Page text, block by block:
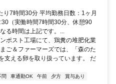
7時間30分 平均勤務日数：1ヶ月
（実働時間7時間30分、休憩90
る時間は上記です。...
ポスト工場にて、鶏糞の堆肥化業
ご＆ファーマーズでは、「森のた
支える卵を取り扱っています。 だ
問 車通勤OK 午前 夕方
賞与あり